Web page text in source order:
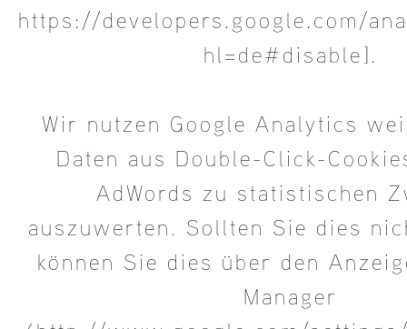
https://developers.google.com/
hl=de#disable].
Wir nutzen Google Analytics
Daten aus Double-Click-
AdWords zu statistischen
auszuwerten. Sollten Sie dies
können Sie dies über den
Manager